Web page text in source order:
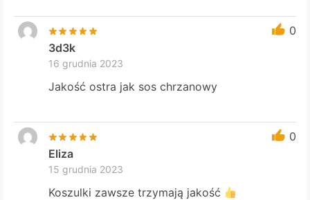
0
3d3k
16 grudnia 2023
Jakość ostra jak sos chrzanowy
0
Eliza
15 grudnia 2023
Koszulki zawsze trzymają jakość